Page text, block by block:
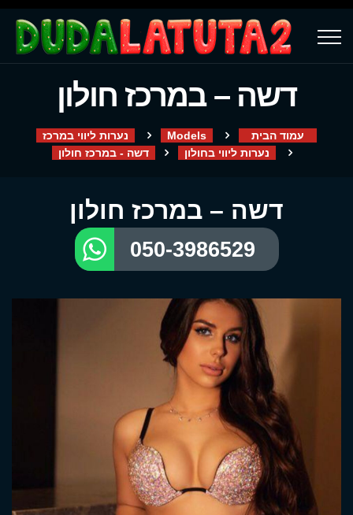
דשה – במרכז חולון
עמוד הבית Models
נערות ליווי במרכז
נערות ליווי בחולון
דשה - במרכז חולון
דשה – במרכז חולון
050-3986529